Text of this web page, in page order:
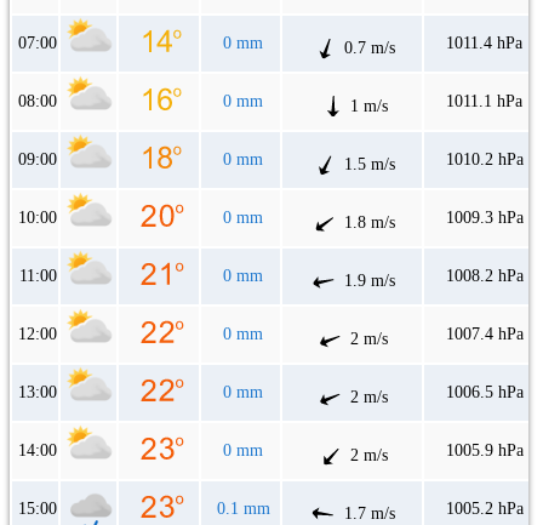
07:00 0 mm 0.7 m/s 1011.4 hPa
08:00 0 mm 1 m/s 1011.1 hPa
09:00 0 mm 1.5 m/s 1010.2 hPa
10:00 0 mm 1.8 m/s 1009.3 hPa
11:00 0 mm 1.9 m/s 1008.2 hPa
12:00 0 mm 2 m/s 1007.4 hPa
13:00 0 mm 2 m/s 1006.5 hPa
14:00 0 mm 2 m/s 1005.9 hPa
15:00 0.1 mm 1.7 m/s 1005.2 hPa